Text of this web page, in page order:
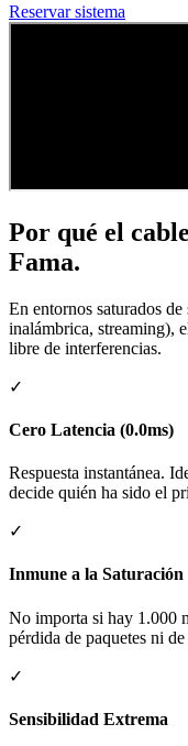
Reservar sistema
Por qué el
Fama.
En entornos saturados
inalámbrica, streaming),
libre de interferencias.
✓
Cero Latencia (0.0ms)
Respuesta instantánea.
decide quién ha sido el
✓
Inmune a la Saturación
No importa si hay 1.000
pérdida de paquetes ni
✓
Sensibilidad Extrema